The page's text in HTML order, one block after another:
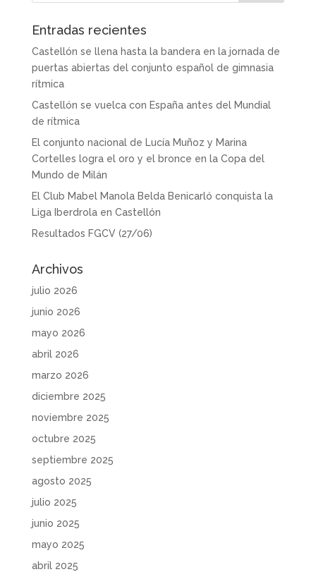
Entradas recientes
Castellón se llena hasta la bandera en la jornada de
puertas abiertas del conjunto español de gimnasia
rítmica
Castellón se vuelca con España antes del Mundial
de rítmica
El conjunto nacional de Lucía Muñoz y Marina
Cortelles logra el oro y el bronce en la Copa del
Mundo de Milán
El Club Mabel Manola Belda Benicarló conquista la
Liga Iberdrola en Castellón
Resultados FGCV (27/06)
Archivos
julio 2026
junio 2026
mayo 2026
abril 2026
marzo 2026
diciembre 2025
noviembre 2025
octubre 2025
septiembre 2025
agosto 2025
julio 2025
junio 2025
mayo 2025
abril 2025